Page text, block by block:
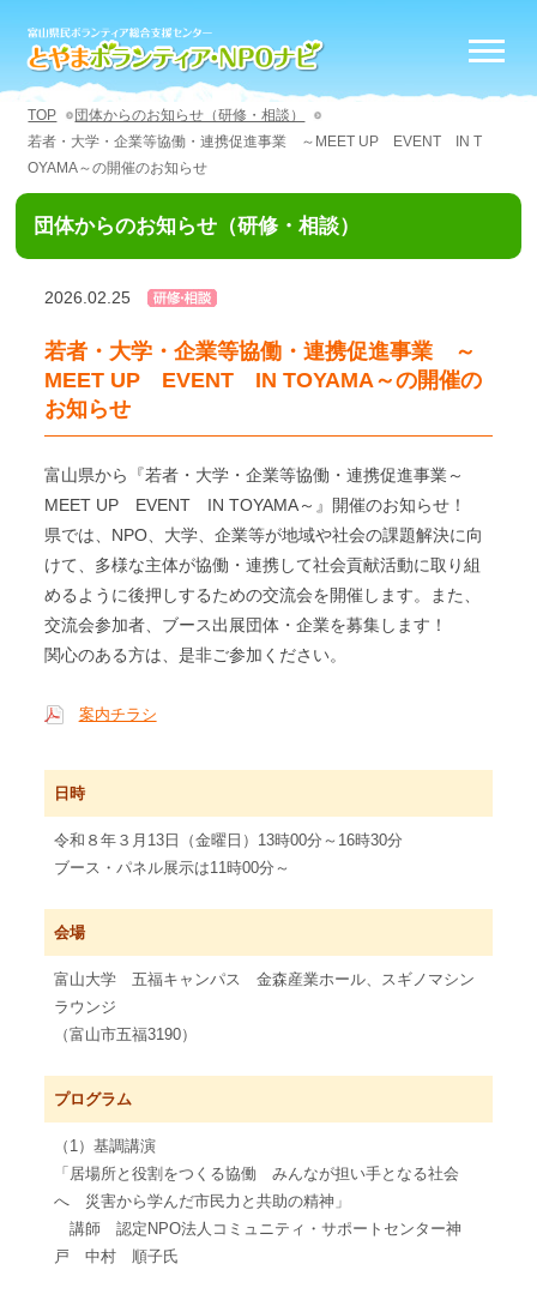
TOP
団体からのお知らせ（研修・相談）
若者・大学・企業等協働・連携促進事業 ～MEET UP EVENT IN T
OYAMA～の開催のお知らせ
団体からのお知らせ（研修・相談）
2026.02.25
若者・大学・企業等協働・連携促進事業 ～
MEET UP EVENT IN TOYAMA～の開催の
お知らせ
富山県から『若者・大学・企業等協働・連携促進事業～
MEET UP EVENT IN TOYAMA～』開催のお知らせ！
県では、NPO、大学、企業等が地域や社会の課題解決に向
けて、多様な主体が協働・連携して社会貢献活動に取り組
めるように後押しするための交流会を開催します。また、
交流会参加者、ブース出展団体・企業を募集します！
関心のある方は、是非ご参加ください。
案内チラシ
日時
令和８年３月13日（金曜日）13時00分～16時30分
ブース・パネル展示は11時00分～
会場
富山大学 五福キャンパス 金森産業ホール、スギノマシン
ラウンジ
（富山市五福3190）
プログラム
（1）基調講演
「居場所と役割をつくる協働 みんなが担い手となる社会
へ 災害から学んだ市民力と共助の精神」
講師 認定NPO法人コミュニティ・サポートセンター神
戸 中村 順子氏